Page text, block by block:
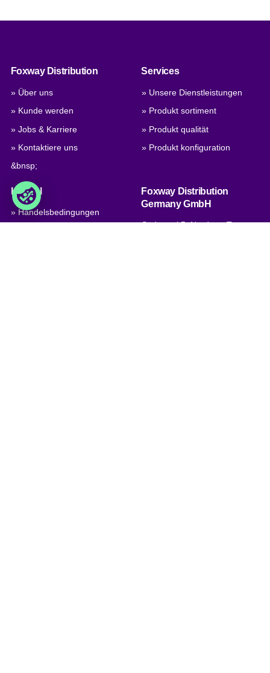
Foxway Distribution
» Über uns
» Kunde werden
» Jobs & Karriere
» Kontaktiere uns
&bnsp;
Services
» Unsere Dienstleistungen
» Produkt sortiment
» Produkt qualität
» Produkt konfiguration
Handel
» Handelsbedingungen
Foxway Distribution
Germany GmbH
Südportal 5, Nordport Towers,